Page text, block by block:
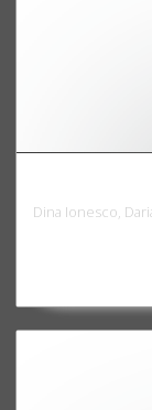
Dina Ionesco,